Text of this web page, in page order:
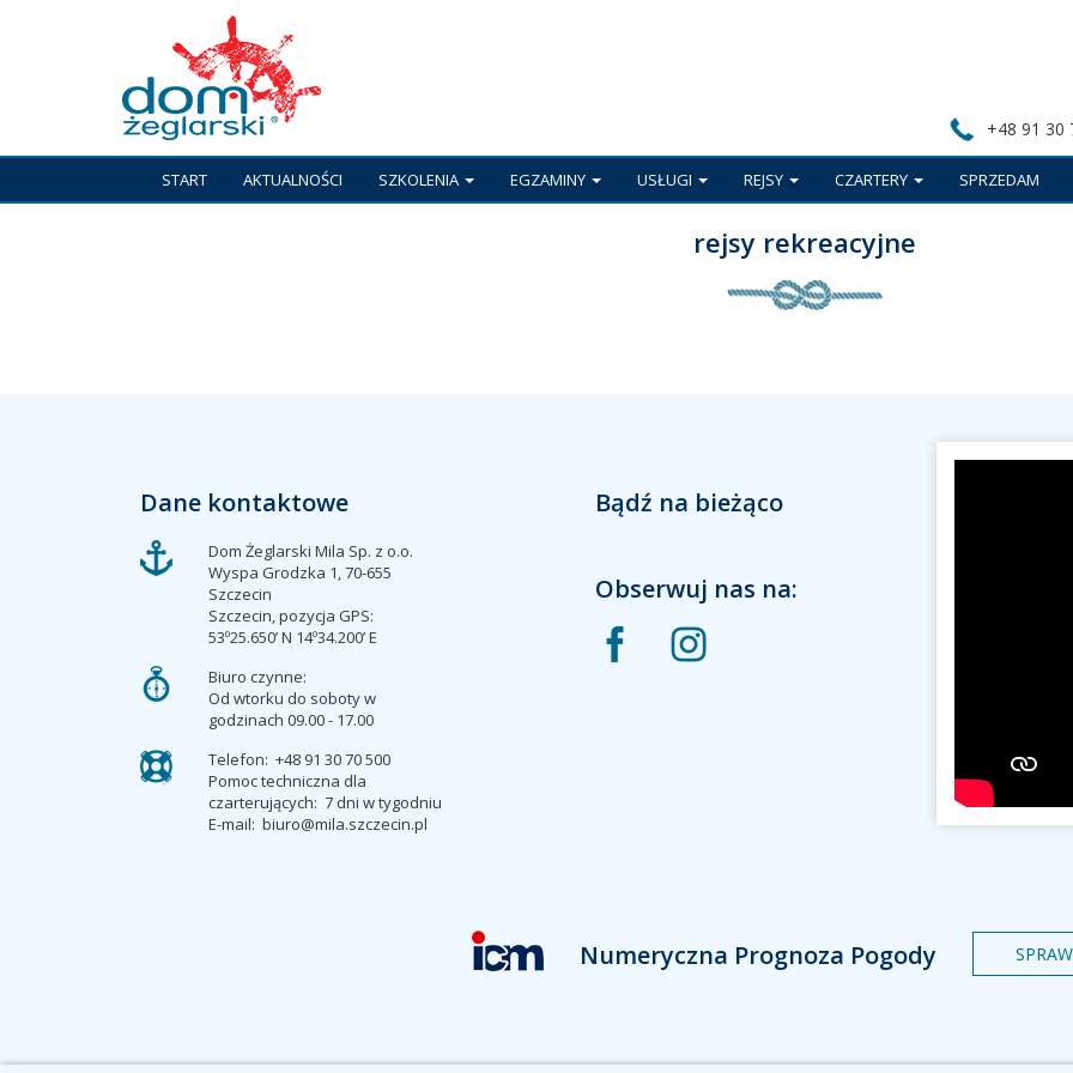
+48 91 30
START AKTUALNOŚCI SZKOLENIA EGZAMINY USŁUGI REJSY CZARTERY SPRZEDAM
rejsy rekreacyjne
Dane kontaktowe
Dom Żeglarski Mila Sp. z o.o.
Wyspa Grodzka 1, 70-655
Szczecin
Szczecin, pozycja GPS:
53º25.650’ N 14º34.200’ E
Biuro czynne:
Od wtorku do soboty w
godzinach 09.00 - 17.00
Telefon: +48 91 30 70 500
Pomoc techniczna dla
czarterujących: 7 dni w tygodniu
E-mail: biuro@mila.szczecin.pl
Bądź na bieżąco
Obserwuj nas na:
Numeryczna Prognoza Pogody